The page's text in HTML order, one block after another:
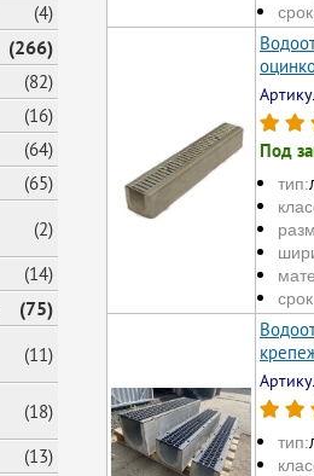
(4)
(266)
(82)
(16)
(64)
(65)
(2)
(14)
(75)
(11)
(18)
(13)
Под
тип:
тип: